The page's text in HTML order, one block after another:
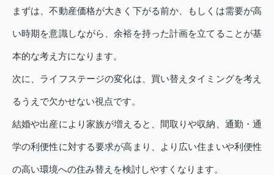
まずは、不動産価格が大きく下がる前か、もしくは需要が高
い時期を意識しながら、余裕を持った計画を立てることが基
本的な考え方になります。
次に、ライフステージの変化は、買い替えタイミングを考え
るうえで欠かせない視点です。
結婚や出産により家族が増えると、間取りや収納、通勤・通
学の利便性に対する要求が高まり、より広い住まいや利便性
の高い環境への住み替えを検討しやすくなります。